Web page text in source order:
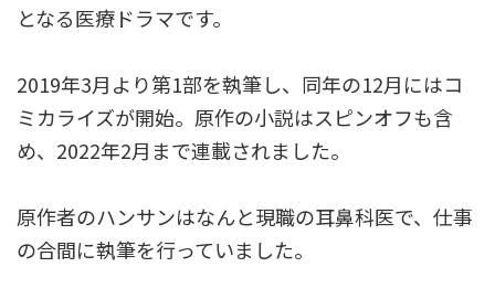
となる医療ドラマです。
2019年3月より第1部を執筆し、同年の12月にはコ
ミカライズが開始。原作の小説はスピンオフも含
め、2022年2月まで連載されました。
原作者のハンサンはなんと現職の耳鼻科医で、仕事
の合間に執筆を行っていました。